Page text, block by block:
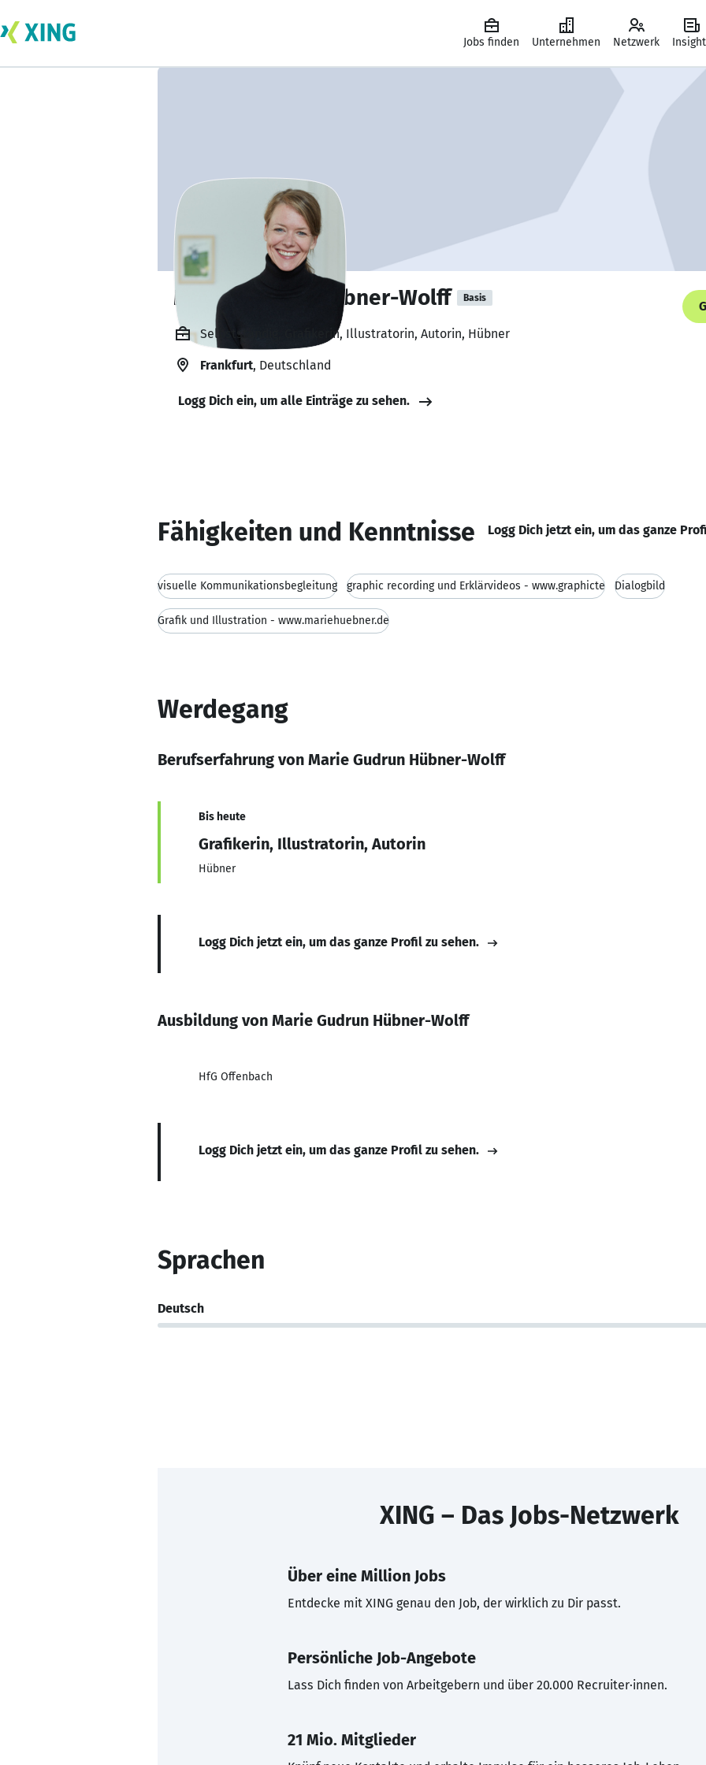
Jobs finden Unternehmen Netzwerk
Marie Gudrun Hübner-Wolff Basis
Selbstständig, Grafikerin, Illustratorin, Autorin, Hübner
Frankfurt, Deutschland
Logg Dich ein, um alle Einträge zu sehen.
Fähigkeiten und Kenntnisse Logg Dich jetzt ein, um das ganze
visuelle Kommunikationsbegleitung graphic recording und Erklärvideos - www.graphicte Dialogbild
Grafik und Illustration - www.mariehuebner.de
Werdegang
Berufserfahrung von Marie Gudrun Hübner-Wolff
Bis heute
Grafikerin, Illustratorin, Autorin
Hübner
Logg Dich jetzt ein, um das ganze Profil zu sehen.
Ausbildung von Marie Gudrun Hübner-Wolff
HfG Offenbach
Logg Dich jetzt ein, um das ganze Profil zu sehen.
Sprachen
Deutsch
XING – Das Jobs-Netzwerk
Über eine Million Jobs
Entdecke mit XING genau den Job, der wirklich zu Dir passt.
Persönliche Job-Angebote
Lass Dich finden von Arbeitgebern und über 20.000 Recruiter·innen.
21 Mio. Mitglieder